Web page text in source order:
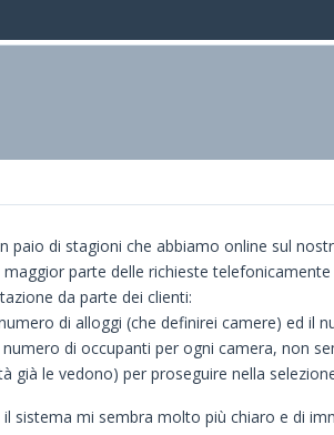
di stagioni che abbiamo online sul
parte delle richieste
da parte dei clienti:
di alloggi (che definirei camere) ed il
di occupanti per ogni camera, non
le vedono) per proseguire nella
sistema mi sembra molto più chiaro e di